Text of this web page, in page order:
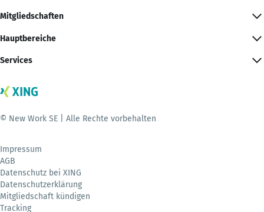
Mitgliedschaften
Hauptbereiche
Services
© New Work SE | Alle Rechte vorbehalten
Impressum
AGB
Datenschutz bei XING
Datenschutzerklärung
Mitgliedschaft kündigen
Tracking